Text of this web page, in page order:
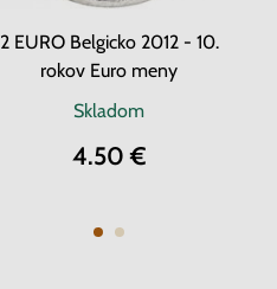
2 EURO Belgicko 2012 - 10.
rokov Euro meny
Skladom
4.50 €